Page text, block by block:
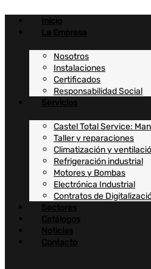
contenido
Inicio
La Empresa
Nosotros
Instalaciones
Certificados
Responsabilidad Social
Servicios
Castel Total Service:
Taller y reparaciones
Climatización y
Refrigeración industrial
Motores y Bombas
Electrónica Industrial
Contratos de
Sectores
Catálogos
Noticias
Contacto